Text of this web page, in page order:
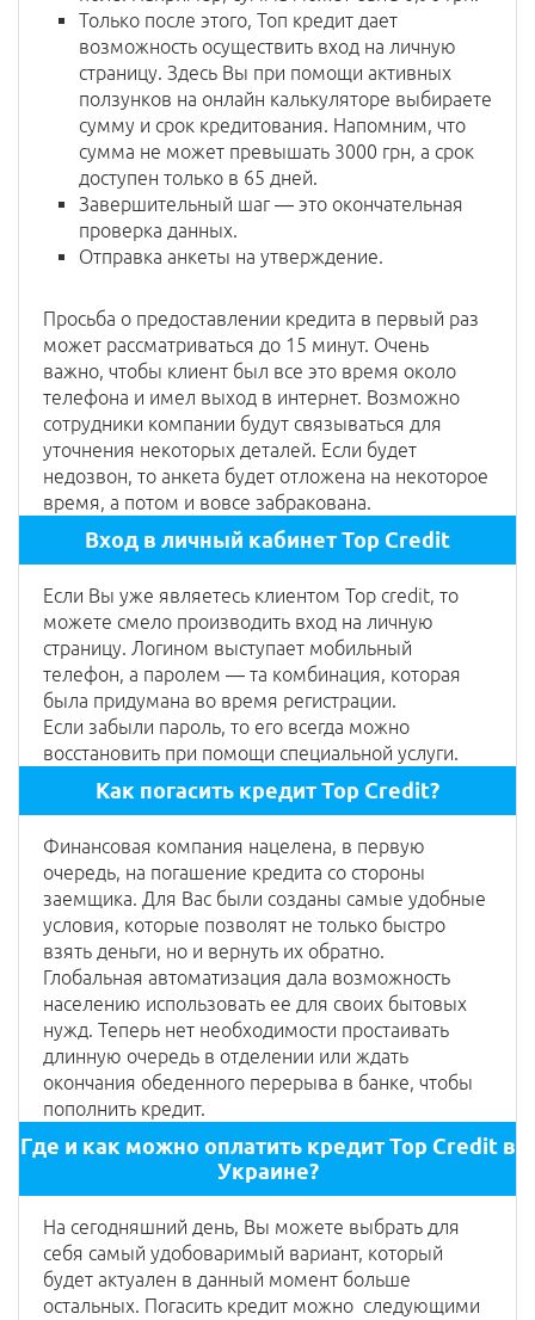
Только после этого, Топ кредит дает
возможность осуществить вход на личную
страницу. Здесь Вы при помощи активных
ползунков на онлайн калькуляторе выбираете
сумму и срок кредитования. Напомним, что
сумма не может превышать 3000 грн, а срок
доступен только в 65 дней.
Завершительный шаг — это окончательная
проверка данных.
Отправка анкеты на утверждение.
Просьба о предоставлении кредита в первый раз
может рассматриваться до 15 минут. Очень
важно, чтобы клиент был все это время около
телефона и имел выход в интернет. Возможно
сотрудники компании будут связываться для
уточнения некоторых деталей. Если будет
недозвон, то анкета будет отложена на некоторое
время, а потом и вовсе забракована.
Вход в личный кабинет Top Credit
Если Вы уже являетесь клиентом Top credit, то
можете смело производить вход на личную
страницу. Логином выступает мобильный
телефон, а паролем — та комбинация, которая
была придумана во время регистрации.
Если забыли пароль, то его всегда можно
восстановить при помощи специальной услуги.
Как погасить кредит Top Credit?
Финансовая компания нацелена, в первую
очередь, на погашение кредита со стороны
заемщика. Для Вас были созданы самые удобные
условия, которые позволят не только быстро
взять деньги, но и вернуть их обратно.
Глобальная автоматизация дала возможность
населению использовать ее для своих бытовых
нужд. Теперь нет необходимости простаивать
длинную очередь в отделении или ждать
окончания обеденного перерыва в банке, чтобы
пополнить кредит.
Где и как можно оплатить кредит Top Credit в
Украине?
На сегодняшний день, Вы можете выбрать для
себя самый удобоваримый вариант, который
будет актуален в данный момент больше
остальных. Погасить кредит можно следующими